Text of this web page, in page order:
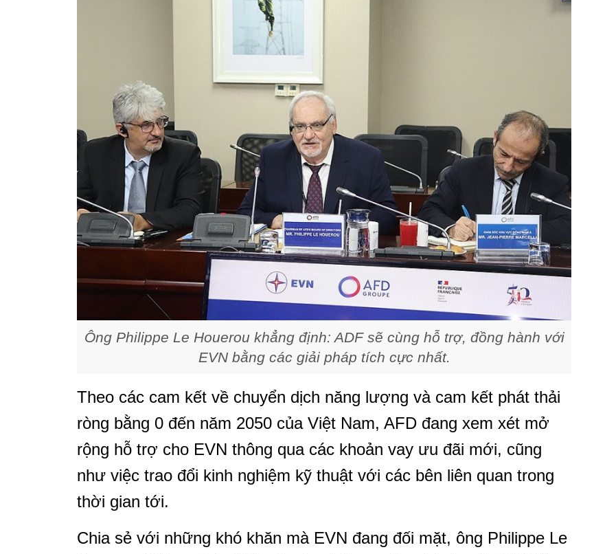
Ông Philippe Le Houerou khẳng định: ADF sẽ cùng hỗ trợ, đồng hành với
EVN bằng các giải pháp tích cực nhất.
Theo các cam kết về chuyển dịch năng lượng và cam kết phát thải
ròng bằng 0 đến năm 2050 của Việt Nam, AFD đang xem xét mở
rộng hỗ trợ cho EVN thông qua các khoản vay ưu đãi mới, cũng
như việc trao đổi kinh nghiệm kỹ thuật với các bên liên quan trong
thời gian tới.
Chia sẻ với những khó khăn mà EVN đang đối mặt, ông Philippe Le